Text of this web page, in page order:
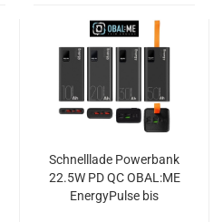
Schnelllade Powerbank
22.5W PD QC OBAL:ME
EnergyPulse bis